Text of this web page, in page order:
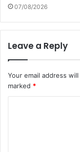
07/08/2026
Leave a Reply
Your email address
marked *